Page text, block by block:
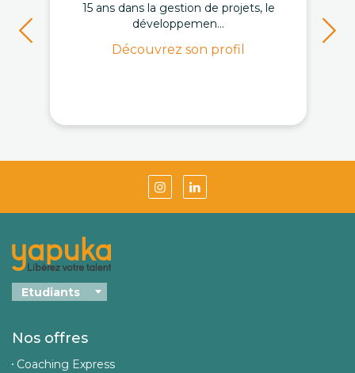
15 ans dans la gestion de projets, le
développemen...
Découvrez son profil
Nos offres
Coaching Express